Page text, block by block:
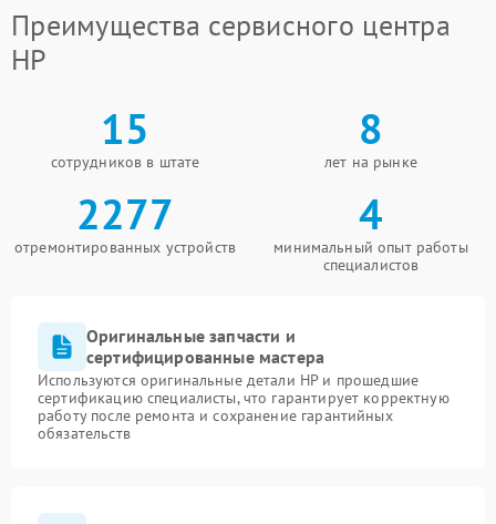
Преимущества сервисного центра
HP
15
сотрудников в штате
8
лет на рынке
2277
отремонтированных устройств
4
минимальный опыт работы
специалистов
Оригинальные запчасти и
сертифицированные мастера
Используются оригинальные детали HP и прошедшие
сертификацию специалисты, что гарантирует корректную
работу после ремонта и сохранение гарантийных
обязательств